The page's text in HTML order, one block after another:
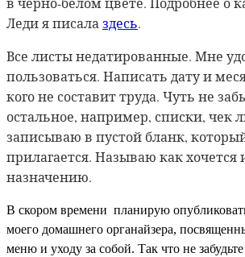
Леди я писалаздесь.
Все листы недатированные. Мне
пользоваться. Написать дату и
кого не составит труда. Чуть не
остальное, например, списки, чек
записываю в пустой бланк,
прилагается. Называю как хочется
назначению.
В скором времени планирую
моего домашнего органайзера,
меню и уходу за собой. Так что не